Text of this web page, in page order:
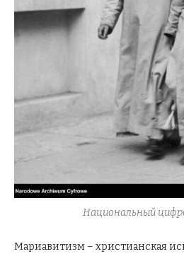
Национальный
Мариавитизм – христианская